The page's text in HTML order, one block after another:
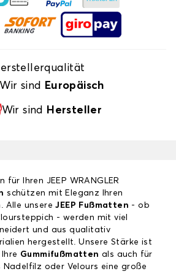
Wir sind
Europäisch
Wir sind Hersteller
Ihren JEEP WRANGLER
schützen mit Eleganz Ihren
Alle unsereJEEP Fußmatten - ob
- werden mit viel
und aus qualitativ
hergestellt. Unsere Stärke ist
Gummifußmatten als auch für
Nadelfilz oder Velours eine große